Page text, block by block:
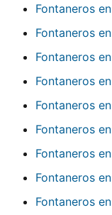
Fontaneros en
Fontaneros en
Fontaneros en
Fontaneros en
Fontaneros en
Fontaneros en
Fontaneros en
Fontaneros en
Fontaneros en